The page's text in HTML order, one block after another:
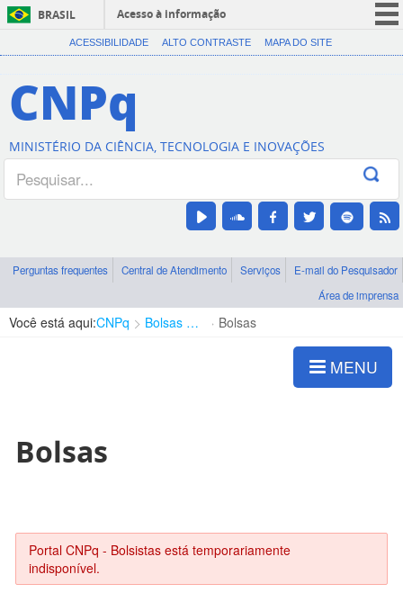
BRASIL
Acesso à informação
CORONAVÍRUS (COVID-19)
Canais
ACESSIBILIDADE ALTO CONTRASTE MAPA DO SITE
CNPq
MINISTÉRIO DA CIÊNCIA, TECNOLOGIA E INOVAÇÕES
Perguntas frequentes Central de Atendimento Serviços
E-mail do Pesquisador
Área de imprensa
Você está aqui:CNPq Bolsas e Auxílios Vigentes Bolsas
MENU
Bolsas
Portal CNPq - Bolsistas está temporariamente
indisponível.